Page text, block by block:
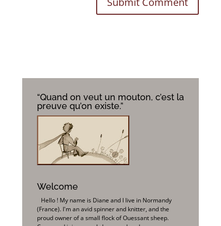
“Quand on veut un mouton, c’est la
preuve qu’on existe.”
Welcome
Hello ! My name is Diane and I live in Normandy
(France). I'm an avid spinner and knitter, and the
proud owner of a small flock of Ouessant sheep.